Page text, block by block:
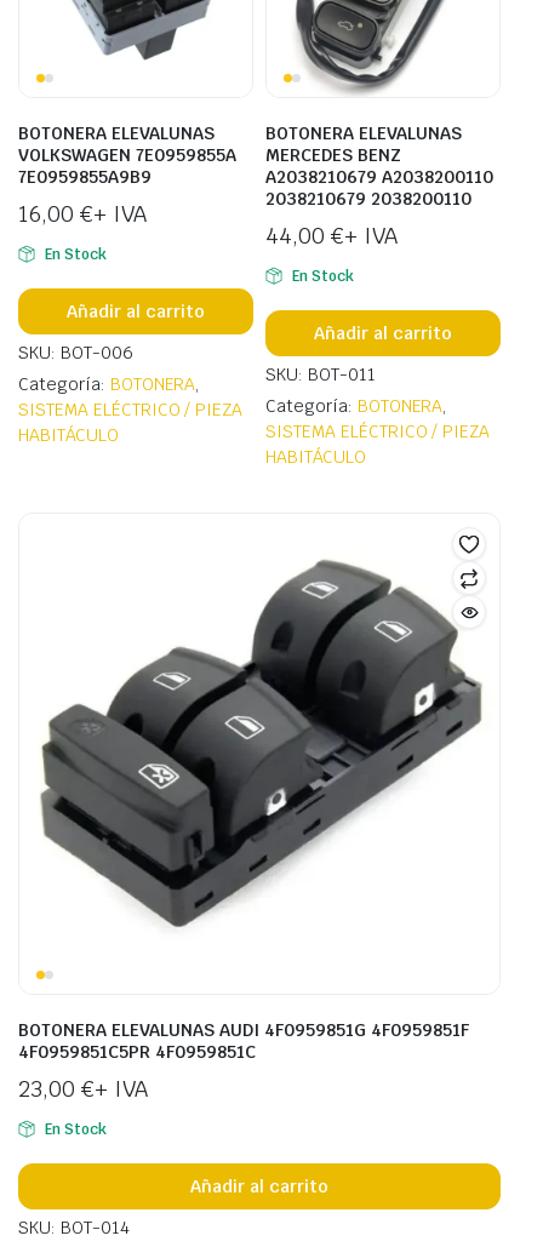
BOTONERA ELEVALUNAS
VOLKSWAGEN 7E0959855A
7E0959855A9B9
16,00 €+ IVA
En Stock
Añadir al carrito
SKU: BOT-006
Categoría: BOTONERA,
SISTEMA ELÉCTRICO / PIEZA
HABITÁCULO
BOTONERA ELEVALUNAS
MERCEDES BENZ
A2038210679 A2038200110
2038210679 2038200110
44,00 €+ IVA
En Stock
Añadir al carrito
SKU: BOT-011
Categoría: BOTONERA,
SISTEMA ELÉCTRICO / PIEZA
HABITÁCULO
BOTONERA ELEVALUNAS AUDI 4F0959851G 4F0959851F
4F0959851C5PR 4F0959851C
23,00 €+ IVA
En Stock
Añadir al carrito
SKU: BOT-014